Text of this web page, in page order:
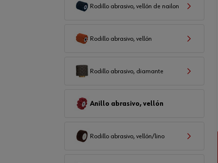
Rodillo abrasivo, vellón de nailon
Rodillo abrasivo, vellón
Rodillo abrasivo, diamante
Anillo abrasivo, vellón
Rodillo abrasivo, vellón/lino